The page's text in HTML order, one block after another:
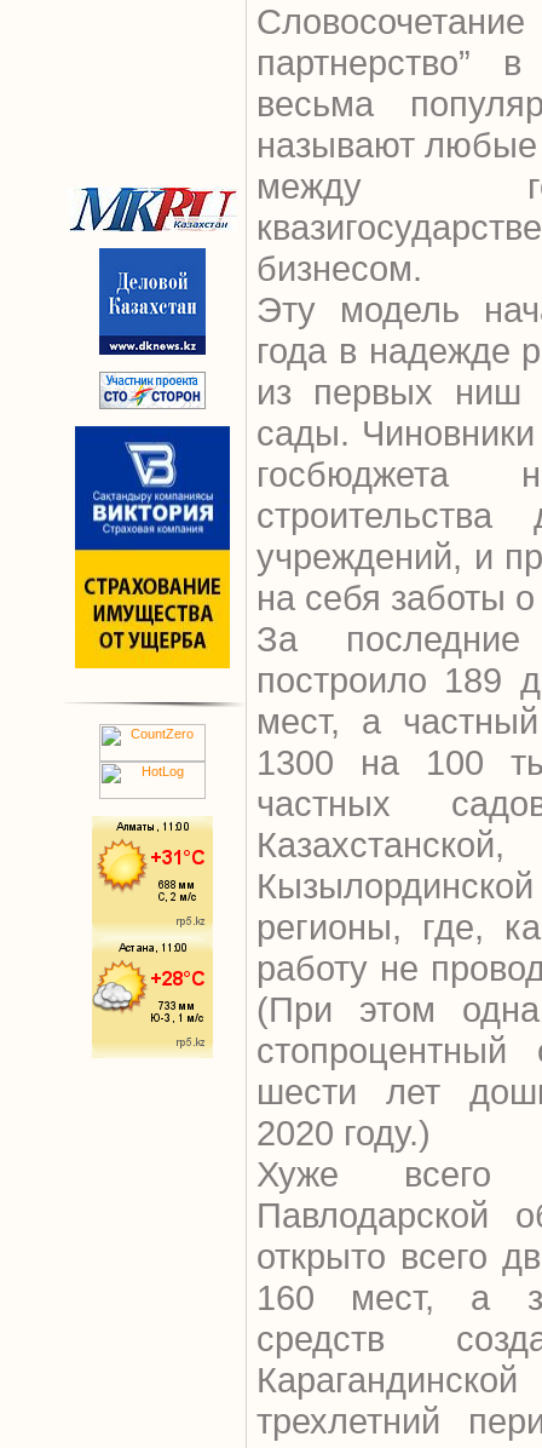
партнерство”
весьма
называют
между
бизнесом.
Эту модель
года в надежде
из первых ниш
сады. Чиновники
госбюджета
учреждений, и
на себя заботы
За последние
построило 189
мест, а
1300 на 100
частных
регионы, где,
работу не
(При этом
шести лет
2020 году.)
Хуже всего
Павлодарской
открыто всего
160 мест, а
средств
трехлетний